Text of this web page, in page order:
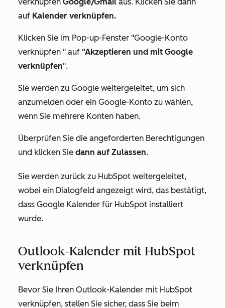
auf Kalender verknüpfen.
Klicken Sie im Pop-up-Fenster "Google-Konto
verknüpfen " auf "Akzeptieren und mit Google
verknüpfen".
Sie werden zu Google weitergeleitet, um sich
anzumelden oder ein Google-Konto zu wählen,
wenn Sie mehrere Konten haben.
Überprüfen Sie die angeforderten Berechtigungen
und klicken Sie dann auf Zulassen.
Sie werden zurück zu HubSpot weitergeleitet,
wobei ein Dialogfeld angezeigt wird, das bestätigt,
dass Google Kalender für HubSpot installiert
wurde.
Outlook-Kalender mit HubSpot
verknüpfen
Bevor Sie Ihren Outlook-Kalender mit HubSpot
verknüpfen, stellen Sie sicher, dass Sie beim